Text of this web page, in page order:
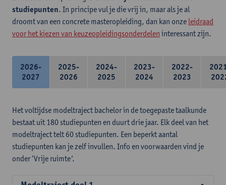
studiepunten. In principe vul je die vrij in, maar als je al
droomt van een concrete masteropleiding, dan kan onze leidraad
voor het kiezen van keuzeopleidingsonderdelen interessant zijn.
2026-
2027
2025-
2026
2024-
2025
2023-
2024
2022-
2023
Het voltijdse modeltraject bachelor in de toegepaste taalkunde
bestaat uit 180 studiepunten en duurt drie jaar. Elk deel van het
modeltraject telt 60 studiepunten. Een beperkt aantal
studiepunten kan je zelf invullen. Info en voorwaarden vind je
onder ‘Vrije ruimte’.